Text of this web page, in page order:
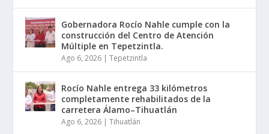
Gobernadora Rocío Nahle cumple con la
construcción del Centro de Atención
Múltiple en Tepetzintla.
Ago 6, 2026 |Tepetzintla
Rocío Nahle entrega 33 kilómetros
completamente rehabilitados de la
carretera Álamo–Tihuatlán
Ago 6, 2026 |Tihuatlán